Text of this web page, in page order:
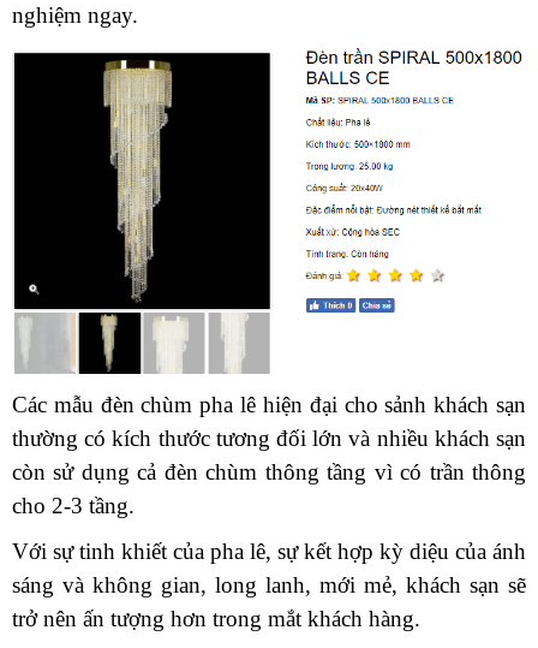
nghiệm ngay.
Các mẫu đèn chùm pha lê hiện đại cho sảnh khách sạn
thường có kích thước tương đối lớn và nhiều khách sạn
còn sử dụng cả đèn chùm thông tầng vì có trần thông
cho 2-3 tầng.
Với sự tinh khiết của pha lê, sự kết hợp kỳ diệu của ánh
sáng và không gian, long lanh, mới mẻ, khách sạn sẽ
trở nên ấn tượng hơn trong mắt khách hàng.